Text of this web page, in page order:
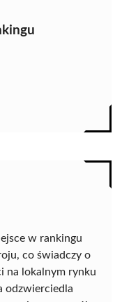
w rankingu
co świadczy o
na lokalnym rynku
odzwierciedla